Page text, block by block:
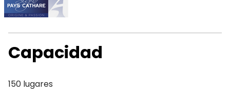
Capacidad
150 lugares